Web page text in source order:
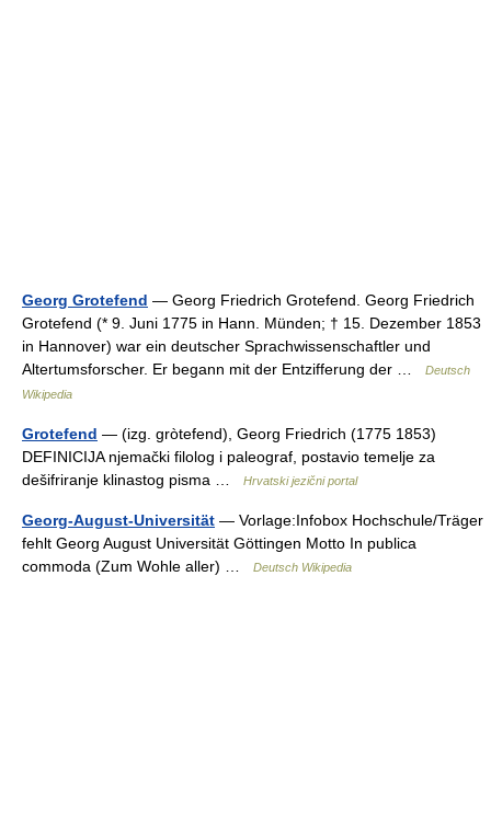
Georg Grotefend — Georg Friedrich Grotefend. Georg Friedrich
Grotefend (* 9. Juni 1775 in Hann. Münden; † 15. Dezember 1853
in Hannover) war ein deutscher Sprachwissenschaftler und
Altertumsforscher. Er begann mit der Entzifferung der …
Deutsch
Wikipedia
Grotefend — (izg. gròtefend), Georg Friedrich (1775 1853)
DEFINICIJA njemački filolog i paleograf, postavio temelje za
dešifriranje klinastog pisma …
Hrvatski jezični portal
Georg-August-Universität — Vorlage:Infobox Hochschule/Träger
fehlt Georg August Universität Göttingen Motto In publica
commoda (Zum Wohle aller) …
Deutsch Wikipedia